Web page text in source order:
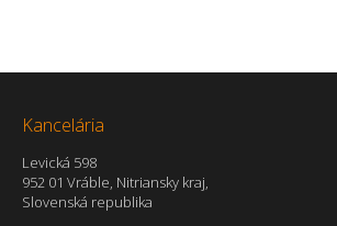
Kancelária
Levická 598
952 01 Vráble, Nitriansky kraj,
Slovenská republika